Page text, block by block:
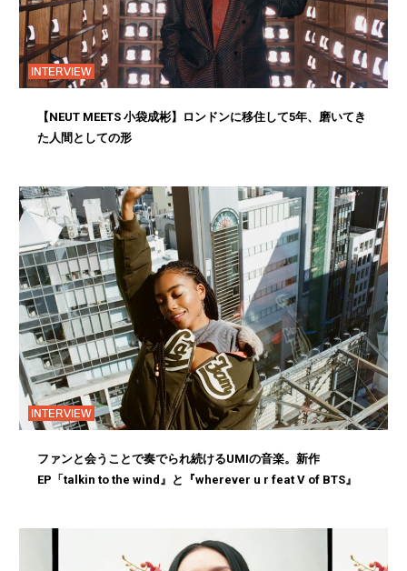
INTERVIEW
【NEUT MEETS 小袋成彬】ロンドンに移住して5年、磨いてき
た人間としての形
INTERVIEW
ファンと会うことで奏でられ続けるUMIの音楽。新作
EP「talkin to the wind』と『wherever u r feat V of BTS』